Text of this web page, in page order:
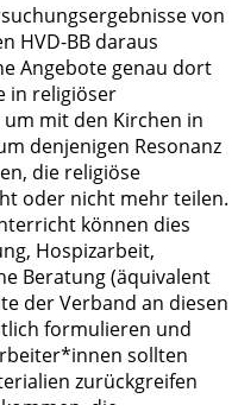
von
HVD-BB daraus
Angebote genau dort
in religiöser
mit den Kirchen in
denjenigen Resonanz
die religiöse
oder nicht mehr teilen.
können dies
Hospizarbeit,
Beratung (äquivalent
der Verband an diesen
formulieren und
sollten
zurückgreifen